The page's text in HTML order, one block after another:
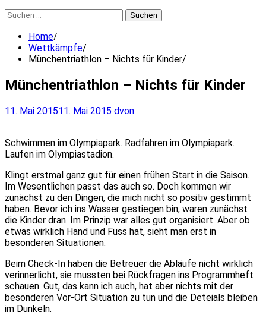
Suchen
nach:
Home
Wettkämpfe
Münchentriathlon – Nichts für Kinder
Münchentriathlon – Nichts für Kinder
11. Mai 201511. Mai 2015 dvon
Schwimmen im Olympiapark. Radfahren im Olympiapark.
Laufen im Olympiastadion.
Klingt erstmal ganz gut für einen frühen Start in die Saison.
Im Wesentlichen passt das auch so. Doch kommen wir
zunächst zu den Dingen, die mich nicht so positiv gestimmt
haben. Bevor ich ins Wasser gestiegen bin, waren zunächst
die Kinder dran. Im Prinzip war alles gut organisiert. Aber ob
etwas wirklich Hand und Fuss hat, sieht man erst in
besonderen Situationen.
Beim Check-In haben die Betreuer die Abläufe nicht wirklich
verinnerlicht, sie mussten bei Rückfragen ins Programmheft
schauen. Gut, das kann ich auch, hat aber nichts mit der
besonderen Vor-Ort Situation zu tun und die Deteials bleiben
im Dunkeln.